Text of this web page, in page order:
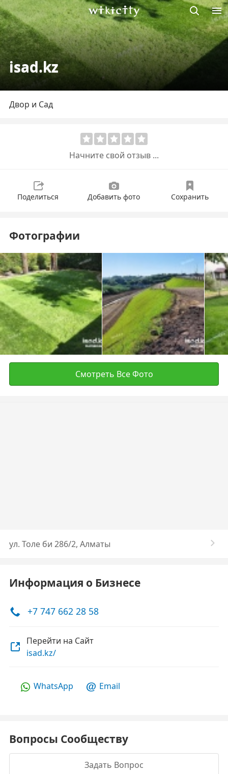
Викисити
isad.kz
Двор и Сад
Начните свой отзыв ...
Поделиться Добавить фото Сохранить
Фотографии
Смотреть Все Фото
ул. Толе би 286/2, Алматы
Информация о Бизнесе
+7 747 662 28 58
Перейти на Сайт
isad.kz/
WhatsApp Email
Вопросы Сообществу
Задать Вопрос